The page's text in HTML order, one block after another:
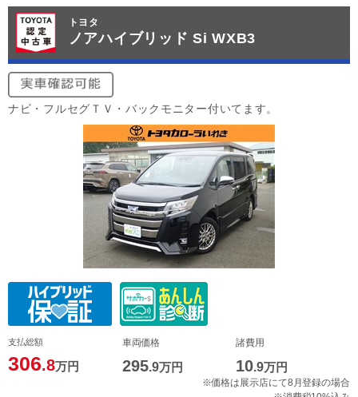
トヨタ
ノアハイブリッド Si WXB3
ナビ・フルセグＴＶ・バックモニター付いてます。
支払総額
306.8万円
車両価格
295.9万円
諸費用
10.9万円
※価格は展示店にて8月登録の場合